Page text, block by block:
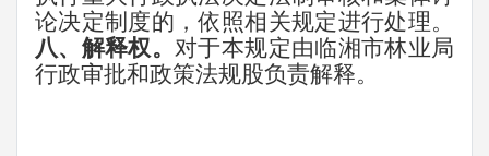
论决定制度的，依照相关规定进行处理。
八、解释权。对于本规定由临湘市林业局
行政审批和政策法规股负责解释。